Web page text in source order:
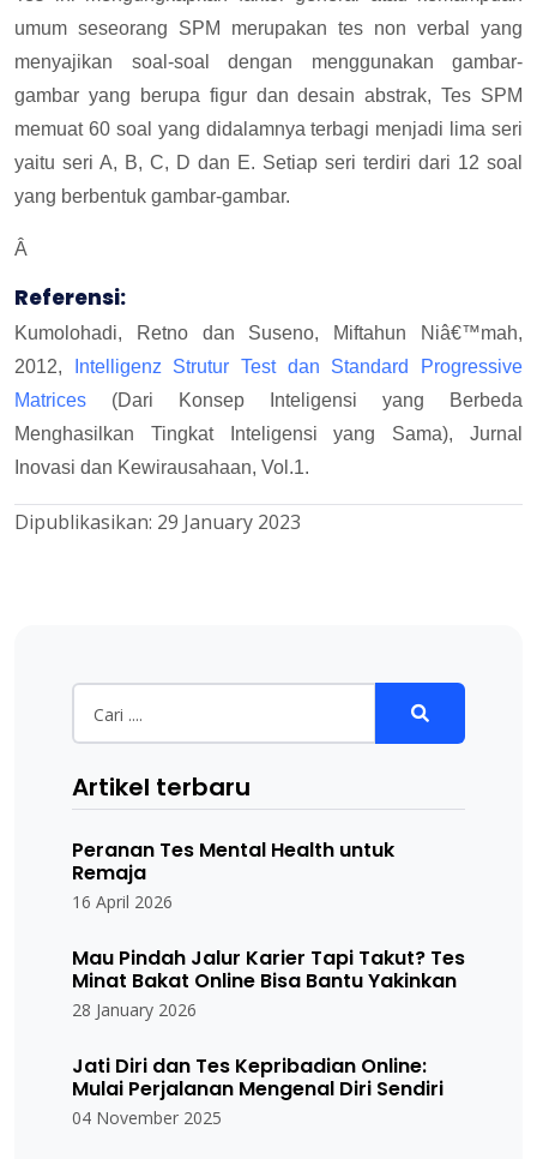
umum seseorang SPM merupakan tes non verbal yang
menyajikan soal-soal dengan menggunakan gambar-
gambar yang berupa figur dan desain abstrak, Tes SPM
memuat 60 soal yang didalamnya terbagi menjadi lima seri
yaitu seri A, B, C, D dan E. Setiap seri terdiri dari 12 soal
yang berbentuk gambar-gambar.
Â
Referensi:
Kumolohadi, Retno dan Suseno, Miftahun Niâ€™mah,
2012,
Intelligenz Strutur Test dan Standard Progressive
Matrices (Dari Konsep Inteligensi yang Berbeda
Menghasilkan Tingkat Inteligensi yang Sama), Jurnal
Inovasi dan Kewirausahaan, Vol.1.
Dipublikasikan: 29 January 2023
Artikel terbaru
Peranan Tes Mental Health untuk
Remaja
16 April 2026
Mau Pindah Jalur Karier Tapi Takut? Tes
Minat Bakat Online Bisa Bantu Yakinkan
28 January 2026
Jati Diri dan Tes Kepribadian Online:
Mulai Perjalanan Mengenal Diri Sendiri
04 November 2025